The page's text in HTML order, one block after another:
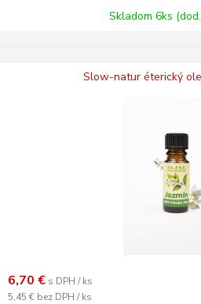
Skladom 6ks
Slow-natur éterický
6,70 € s DPH / ks
5,45 € bez DPH / ks